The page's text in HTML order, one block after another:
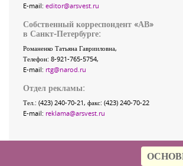
E-mail: editor@arsvest.ru
Собственный корреспондент «АВ»
в Санкт-Петербурге:
Романенко Татьяна Гаврииловна,
Телефон: 8-921-765-5754,
E-mail: rtg@narod.ru
Отдел рекламы:
Тел.: (423) 240-70-21, факс: (423) 240-70-22
E-mail: reklama@arsvest.ru